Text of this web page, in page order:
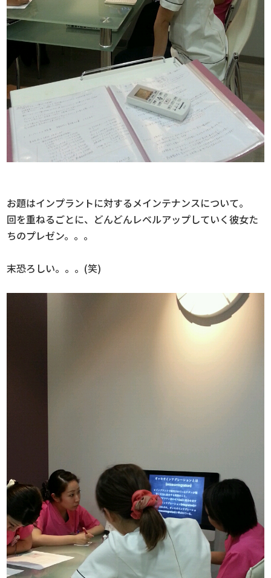
お題はインプラントに対するメインテナンスについて。
回を重ねるごとに、どんどんレベルアップしていく彼女た
ちのプレゼン。。。
末恐ろしい。。。(笑)